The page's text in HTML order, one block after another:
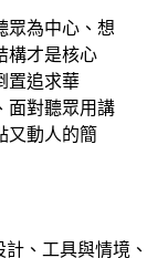
眾為中心、想
構才是核心
置追求華
面對聽眾用講
又動人的簡
、工具與情境、